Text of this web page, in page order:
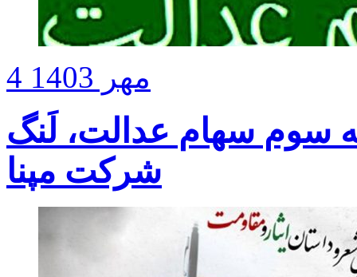
4 مهر 1403
سوم سهام عدالت، لَنگ
شرکت مپنا